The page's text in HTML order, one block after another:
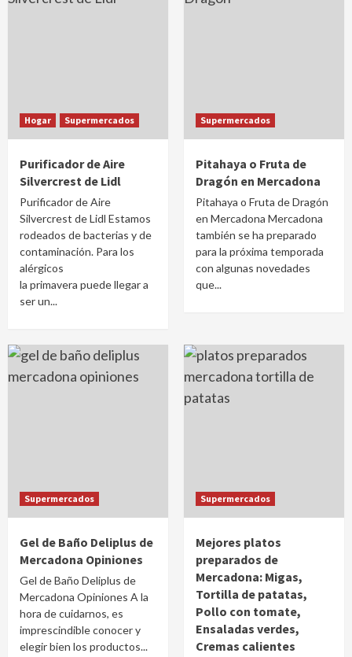
Hogar Supermercados
Purificador de Aire
Silvercrest de Lidl
Purificador de Aire
Silvercrest de Lidl Estamos
rodeados de bacterias y de
contaminación. Para los
alérgicos
la primavera puede llegar a
ser un...
Supermercados
Pitahaya o Fruta de
Dragón en Mercadona
Pitahaya o Fruta de Dragón
en Mercadona Mercadona
también se ha preparado
para la próxima temporada
con algunas novedades
que...
Supermercados
Gel de Baño Deliplus de
Mercadona Opiniones
Gel de Baño Deliplus de
Mercadona Opiniones A la
hora de cuidarnos, es
imprescindible conocer y
elegir bien los productos...
Supermercados
Mejores platos
preparados de
Mercadona: Migas,
Tortilla de patatas,
Pollo con tomate,
Ensaladas verdes,
Cremas calientes